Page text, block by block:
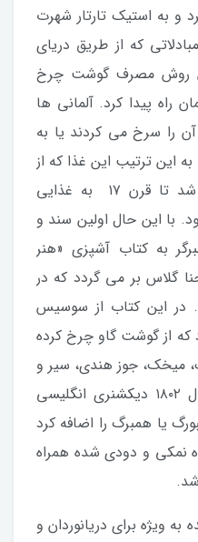
و به استیک تارتار شهرت
که از طریق دریای
روش مصرف گوشت چرخ
راه پیدا کرد. آلمانی ها
آن را سرخ می کردند یا به
این ترتیب این غذا که از
گوشت چرخ کرده تهیه می شد تا قرن ۱۷ به غذایی
با این حال اولین سند و
به کتاب آشپزی «هنر
گلاس بر می گردد که در
است. در این کتاب از سوسیس
از گوشت گاو چرخ کرده
میخک، جوز هندی، سیر و
… مزه دار شده است. در سال ۱۸۰۲ دیکشنری انگلیسی
یا همبرگ را اضافه کرد
نمکی و دودی شده همراه
ویژه برای دریانوردان و